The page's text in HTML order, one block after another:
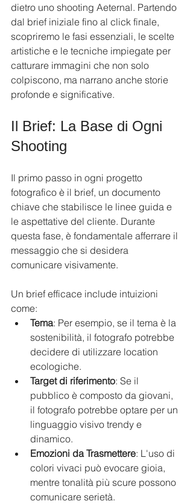
dietro uno shooting Aeternal. Partendo
dal brief iniziale fino al click finale,
scopriremo le fasi essenziali, le scelte
artistiche e le tecniche impiegate per
catturare immagini che non solo
colpiscono, ma narrano anche storie
profonde e significative.
Il Brief: La Base di Ogni
Shooting
Il primo passo in ogni progetto
fotografico è il brief, un documento
chiave che stabilisce le linee guida e
le aspettative del cliente. Durante
questa fase, è fondamentale afferrare il
messaggio che si desidera
comunicare visivamente.
Un brief efficace include intuizioni
come:
Tema: Per esempio, se il tema è la
sostenibilità, il fotografo potrebbe
decidere di utilizzare location
ecologiche.
Target di riferimento: Se il
pubblico è composto da giovani,
il fotografo potrebbe optare per un
linguaggio visivo trendy e
dinamico.
Emozioni da Trasmettere: L'uso di
colori vivaci può evocare gioia,
mentre tonalità più scure possono
comunicare serietà.